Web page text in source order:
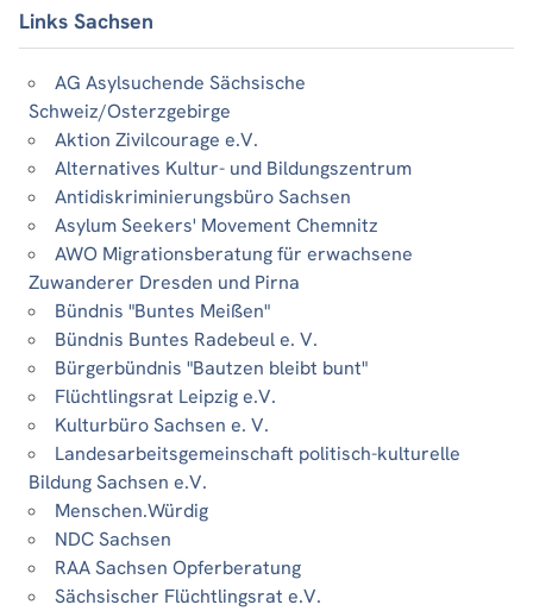
Links Sachsen
AG Asylsuchende Sächsische
Schweiz/Osterzgebirge
Aktion Zivilcourage e.V.
Alternatives Kultur- und Bildungszentrum
Antidiskriminierungsbüro Sachsen
Asylum Seekers' Movement Chemnitz
AWO Migrationsberatung für erwachsene
Zuwanderer Dresden und Pirna
Bündnis "Buntes Meißen"
Bündnis Buntes Radebeul e. V.
Bürgerbündnis "Bautzen bleibt bunt"
Flüchtlingsrat Leipzig e.V.
Kulturbüro Sachsen e. V.
Landesarbeitsgemeinschaft politisch-kulturelle
Bildung Sachsen e.V.
Menschen.Würdig
NDC Sachsen
RAA Sachsen Opferberatung
Sächsischer Flüchtlingsrat e.V.